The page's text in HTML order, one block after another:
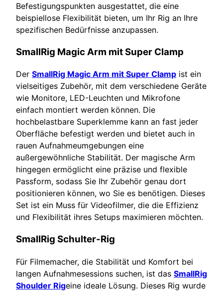
Befestigungspunkten ausgestattet, die eine
beispiellose Flexibilität bieten, um Ihr Rig an Ihre
spezifischen Bedürfnisse anzupassen.
SmallRig Magic Arm mit Super Clamp
Der SmallRig Magic Arm mit Super Clamp ist ein
vielseitiges Zubehör, mit dem verschiedene Geräte
wie Monitore, LED-Leuchten und Mikrofone
einfach montiert werden können. Die
hochbelastbare Superklemme kann an fast jeder
Oberfläche befestigt werden und bietet auch in
rauen Aufnahmeumgebungen eine
außergewöhnliche Stabilität. Der magische Arm
hingegen ermöglicht eine präzise und flexible
Passform, sodass Sie Ihr Zubehör genau dort
positionieren können, wo Sie es benötigen. Dieses
Set ist ein Muss für Videofilmer, die die Effizienz
und Flexibilität ihres Setups maximieren möchten.
SmallRig Schulter-Rig
Für Filmemacher, die Stabilität und Komfort bei
langen Aufnahmesessions suchen, ist das SmallRig
Shoulder Rigeine ideale Lösung. Dieses Rig wurde